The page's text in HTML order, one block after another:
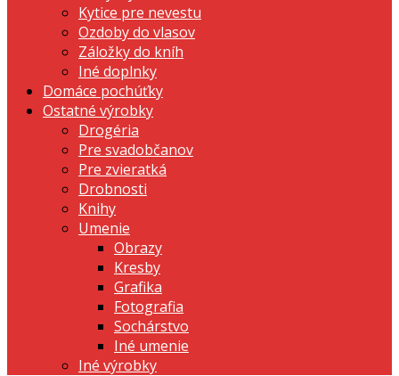
Kytice pre nevestu
Ozdoby do vlasov
Záložky do kníh
Iné doplnky
Domáce pochúťky
Ostatné výrobky
Drogéria
Pre svadobčanov
Pre zvieratká
Drobnosti
Knihy
Umenie
Obrazy
Kresby
Grafika
Fotografia
Sochárstvo
Iné umenie
Iné výrobky